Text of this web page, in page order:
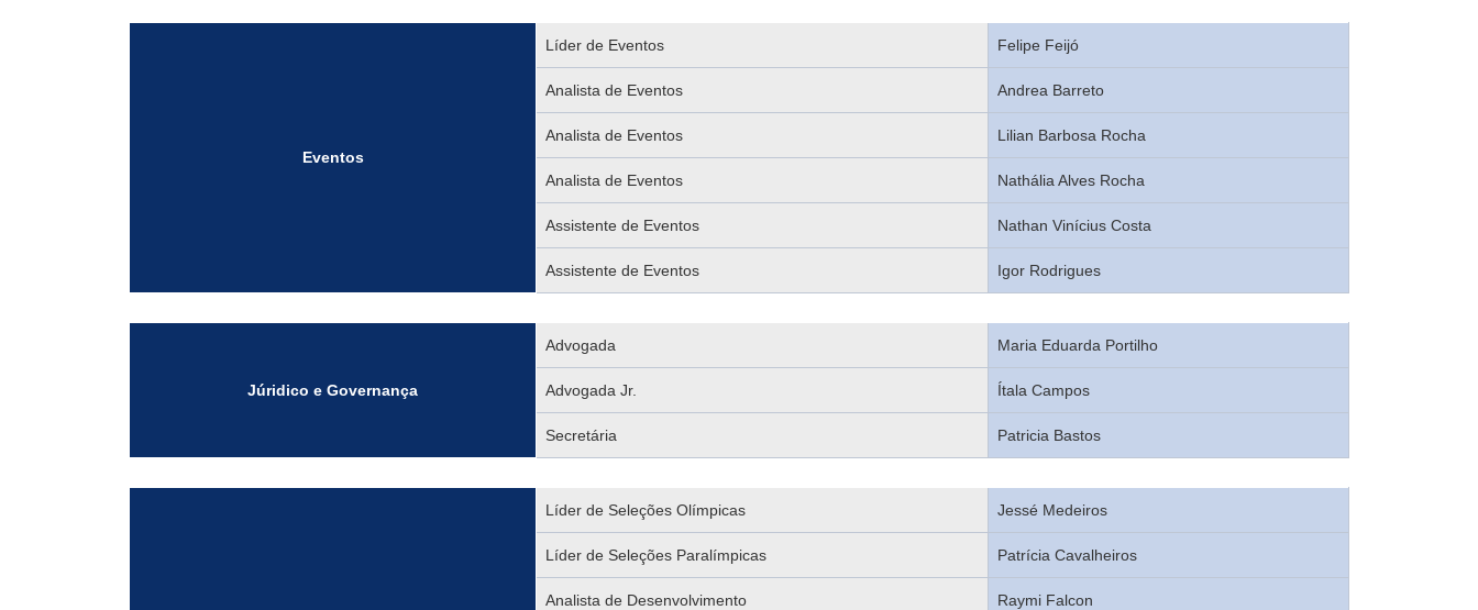
Eventos
Líder de Eventos Felipe Feijó
Analista de Eventos Andrea Barreto
Analista de Eventos Lilian Barbosa Rocha
Analista de Eventos Nathália Alves Rocha
Assistente de Eventos Nathan Vinícius Costa
Assistente de Eventos Igor Rodrigues
Júridico e Governança
Advogada Maria Eduarda Portilho
Advogada Jr. Ítala Campos
Secretária Patricia Bastos
Líder de Seleções Olímpicas Jessé Medeiros
Líder de Seleções Paralímpicas Patrícia Cavalheiros
Analista de Desenvolvimento Raymi Falcon